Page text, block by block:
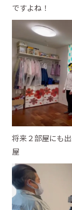
ですよね！
将来２部屋にも
屋